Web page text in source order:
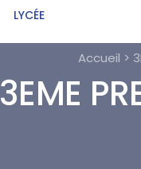
LYCÉE
Accueil >
3EME